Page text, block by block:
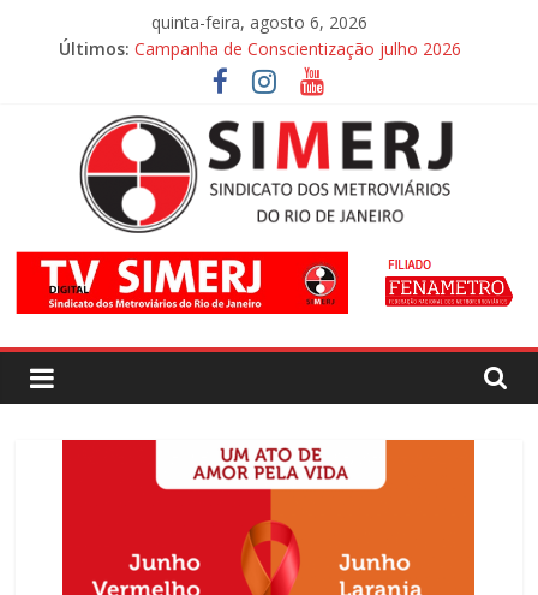
quinta-feira, agosto 6, 2026
Últimos: Campanha de Conscientização julho 2026
Campanha de Conscientização agosto 2026
SIMERJ
–
Sindicato
dos
Metroviários